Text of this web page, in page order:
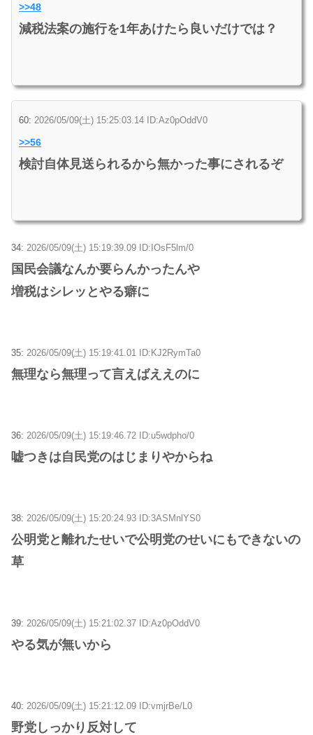
>>48
減税法案の施行を1年あけたら良いだけでは？
60: 2026/05/09(土) 15:25:03.14 ID:Az0pOddV0
>>56
検討自体見送られるから無かった事にされるぞ
34: 2026/05/09(土) 15:19:39.09 ID:IOsF5lm/0
国民会議なんか要らんかったんや
増税はシレッとやる癖に
35: 2026/05/09(土) 15:19:41.01 ID:KJ2RymTa0
無理なら無理って言えばええのに
36: 2026/05/09(土) 15:19:46.72 ID:u5wdpho/0
嘘つきは自民党のはじまりやからね
38: 2026/05/09(土) 15:20:24.93 ID:3ASMnlYS0
公明党と離れたせいで公明党のせいにもできないの
草
39: 2026/05/09(土) 15:21:02.37 ID:Az0pOddV0
やる気が無いから
40: 2026/05/09(土) 15:21:12.09 ID:vmjrBe/L0
野党しっかり反対して